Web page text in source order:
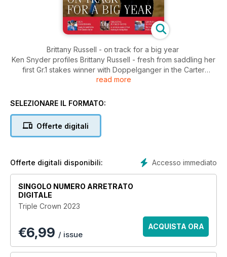
Brittany Russell - on track for a big year
Ken Snyder profiles Brittany Russell - fresh from saddling her
first Gr.1 stakes winner with Doppelganger in the Carter
Handicap at Aqueduct.
Ben Colebrook - raising the stakes
‘mainstay’ trainer on the Kentucky circuit for the last decade.
This year he’s looking forward to saddling his first starter in a
Bucked shins
updates us on new rulings.
Antibiotics and probiotics
Kerrie Kavanagh talks about the use of probiotics as an
alternative to antibiotics to reduce resistance in the gut.
Golden anniversaries
read more
SELEZIONARE IL FORMATO:
Offerte digitali
Accesso immediato
Offerte digitali disponibili:
SINGOLO NUMERO ARRETRATO
DIGITALE
Triple Crown 2023
€6,99 / issue
ACQUISTA ORA